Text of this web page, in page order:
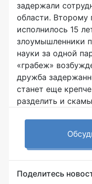
задержали
области. Второму
исполнилось 15
злоумышленники
науки за одной
«грабеж»
дружба
станет еще
разделить и
Поделитесь